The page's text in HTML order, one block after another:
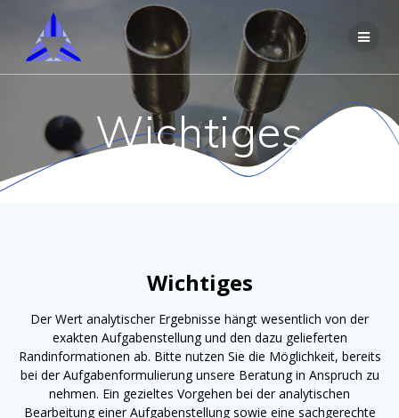
content
Wichtiges
Wichtiges
Der Wert analytischer Ergebnisse hängt wesentlich von der
exakten Aufgabenstellung und den dazu gelieferten
Randinformationen ab. Bitte nutzen Sie die Möglichkeit, bereits
bei der Aufgabenformulierung unsere Beratung in Anspruch zu
nehmen. Ein gezieltes Vorgehen bei der analytischen
Bearbeitung einer Aufgabenstellung sowie eine sachgerechte